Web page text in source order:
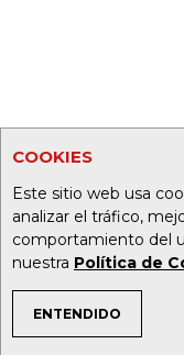
COOKIES
Este sitio web usa
analizar el tráfico,
comportamiento del
nuestra Política de
ENTENDIDO
TEMAS DE INTERÉS